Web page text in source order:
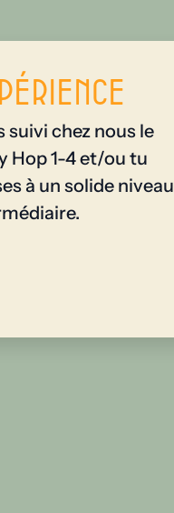
suivi chez nous le
Hop 1-4 et/ou tu
à un solide niveau